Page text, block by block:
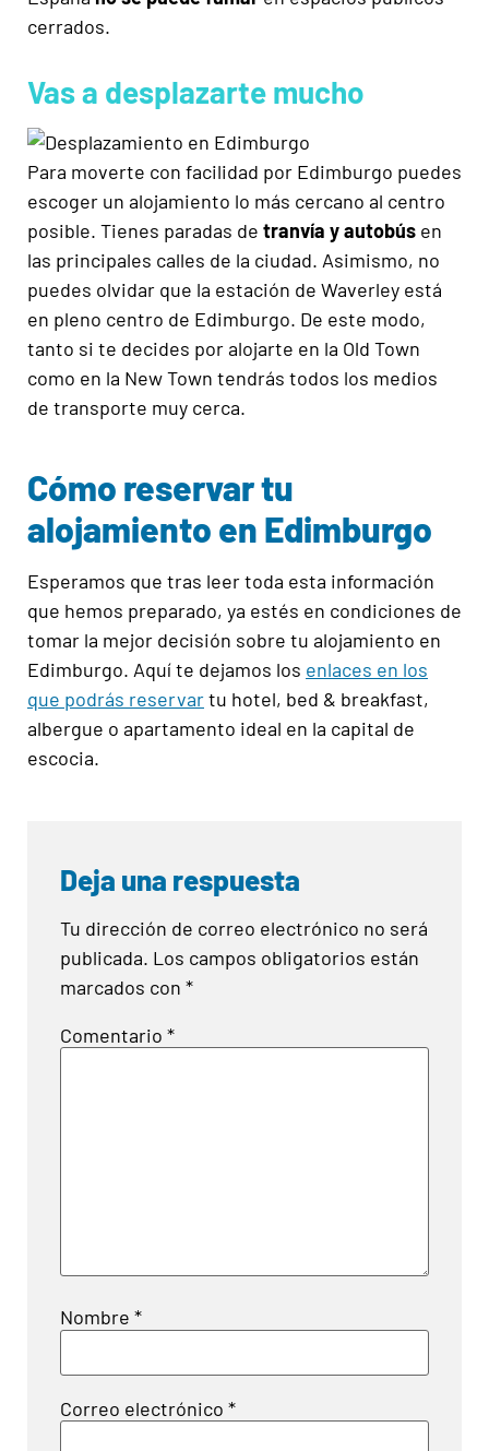
cerrados.
Vas a desplazarte mucho
Para moverte con facilidad por Edimburgo puedes
escoger un alojamiento lo más cercano al centro
posible. Tienes paradas de tranvía y autobús en
las principales calles de la ciudad. Asimismo, no
puedes olvidar que la estación de Waverley está
en pleno centro de Edimburgo. De este modo,
tanto si te decides por alojarte en la Old Town
como en la New Town tendrás todos los medios
de transporte muy cerca.
Cómo reservar tu
alojamiento en Edimburgo
Esperamos que tras leer toda esta información
que hemos preparado, ya estés en condiciones de
tomar la mejor decisión sobre tu alojamiento en
Edimburgo. Aquí te dejamos los enlaces en los
que podrás reservartu hotel, bed & breakfast,
albergue o apartamento ideal en la capital de
escocia.
Deja una respuesta
Tu dirección de correo electrónico no será
publicada. Los campos obligatorios están
marcados con *
Comentario *
Nombre *
Correo electrónico *